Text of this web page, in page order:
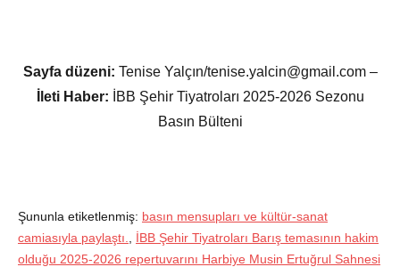
Sayfa düzeni: Tenise Yalçın/tenise.yalcin@gmail.com –
İleti Haber:
İBB Şehir Tiyatroları 2025-2026 Sezonu
Basın Bülteni
Şununla etiketlenmiş: basın mensupları ve kültür-sanat
camiasıyla paylaştı.
İBB Şehir Tiyatroları Barış temasının hakim
olduğu 2025-2026 repertuvarını Harbiye Musin Ertuğrul Sahnesi